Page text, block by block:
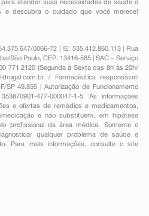
atender suas necessidades de saúde e
e descubra o cuidado que você merece!
0066-72 | IE: 535.412.860.113 | Rua
São Paulo, CEP: 13416-585 | SAC – Serviço
771 2120 (Segunda à Sexta das 8h às 20h/
/ Farmacêutica responsável:
SP 49.855 | Autorização de Funcionamento
477-000047-1-5. As informações
e ofertas de remédios e medicamentos,
e não substituem, em hipótese
profissional da área médica. Somente o
qualquer problema de saúde e
Para mais informações, consulte o site